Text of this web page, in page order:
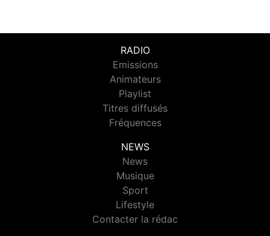
RADIO
Emissions
Animateurs
Playlist
Titres diffusés
Fréquences
NEWS
News
Musique
Sport
Lifestyle
Contacter la rédac